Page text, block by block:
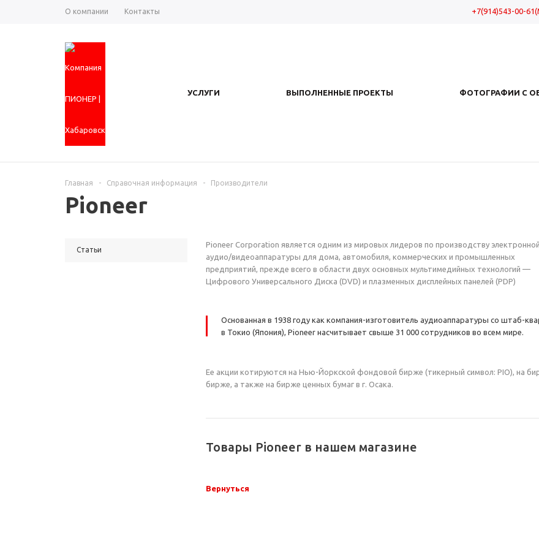
О компании Контакты +7(914)543-00-
УСЛУГИ ВЫПОЛНЕННЫЕ ПРОЕКТЫ ФОТОГРАФИИ С
Главная - Справочная информация - Производители
Pioneer
Статьи
Pioneer Corporation является одним из мировых лидеров по производству
аудио/видеоаппаратуры для дома, автомобиля, коммерческих и промышленных
предприятий, прежде всего в области двух основных мультимедийных технологий —
Цифрового Универсального Диска (DVD) и плазменных дисплейных панелей (PDP)
Основанная в 1938 году как компания-изготовитель аудиоаппаратуры со штаб-
в Токио (Япония), Pioneer насчитывает свыше 31 000 сотрудников во всем мире.
Ее акции котируются на Нью-Йоркской фондовой бирже (тикерный символ: PIO), на
бирже, а также на бирже ценных бумаг в г. Осака.
Товары Pioneer в нашем магазине
Вернуться